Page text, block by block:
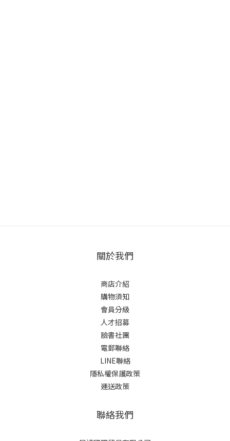
關於我們
商店介紹
購物須知
會員分級
人才招募
臉書社團
電郵聯絡
LINE聯絡
隱私權保護政策
運送政策
聯絡我們